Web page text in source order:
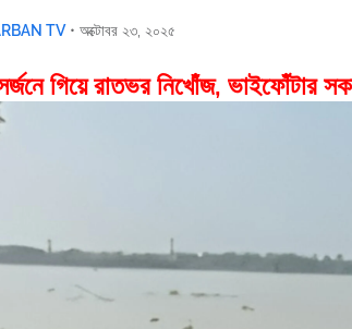
TV • অক্টোবর ২৩, ২০২৫
গিয়ে রাতভর নিখোঁজ, ভাইফোঁটার